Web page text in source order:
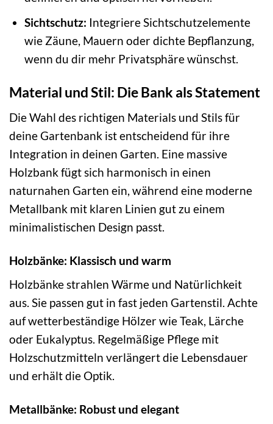
Sichtschutz: Integriere Sichtschutzelemente
wie Zäune, Mauern oder dichte Bepflanzung,
wenn du dir mehr Privatsphäre wünschst.
Material und Stil: Die Bank als Statement
Die Wahl des richtigen Materials und Stils für
deine Gartenbank ist entscheidend für ihre
Integration in deinen Garten. Eine massive
Holzbank fügt sich harmonisch in einen
naturnahen Garten ein, während eine moderne
Metallbank mit klaren Linien gut zu einem
minimalistischen Design passt.
Holzbänke: Klassisch und warm
Holzbänke strahlen Wärme und Natürlichkeit
aus. Sie passen gut in fast jeden Gartenstil. Achte
auf wetterbeständige Hölzer wie Teak, Lärche
oder Eukalyptus. Regelmäßige Pflege mit
Holzschutzmitteln verlängert die Lebensdauer
und erhält die Optik.
Metallbänke: Robust und elegant